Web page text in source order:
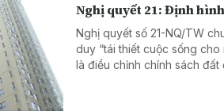
Nghị quyết 21: Định
Nghị quyết số 21-NQ/TW
duy “tái thiết cuộc sống
là điều chỉnh chính sách